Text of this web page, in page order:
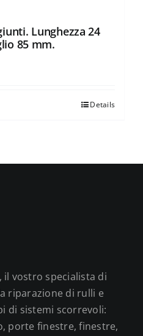
Lunghezza 24
85 mm.
Details
il vostro specialista di
riparazione di rulli e
di sistemi scorrevoli:
porte finestre, finestre,